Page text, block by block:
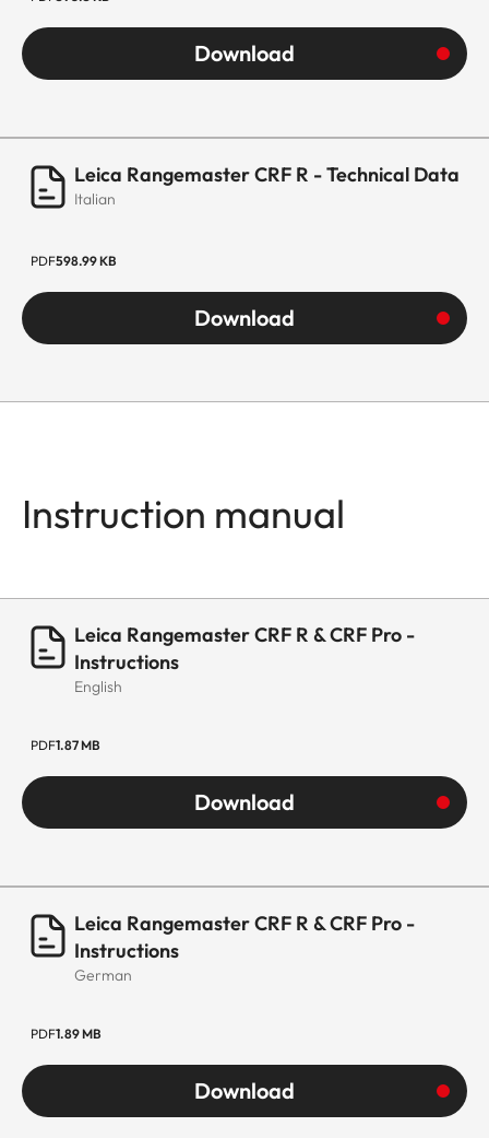
Download
Leica Rangemaster CRF R - Technical Data
Italian
PDF598.99 KB
Download
Instruction manual
Leica Rangemaster CRF R & CRF Pro -
Instructions
English
PDF1.87 MB
Download
Leica Rangemaster CRF R & CRF Pro -
Instructions
German
PDF1.89 MB
Download